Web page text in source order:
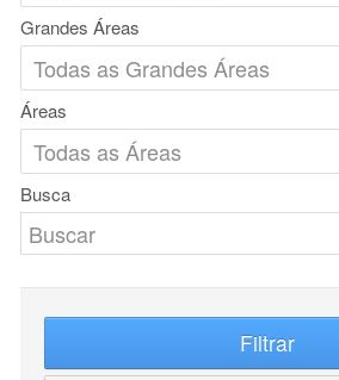
Grandes Áreas
Áreas
Busca
Filtrar